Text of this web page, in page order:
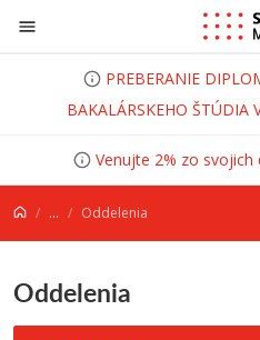
Prejsť na obsah
PREBERANIE
BAKALÁRSKEHO ŠTÚDIA
Venujte 2% zo svojich
... Oddelenia
Oddelenia